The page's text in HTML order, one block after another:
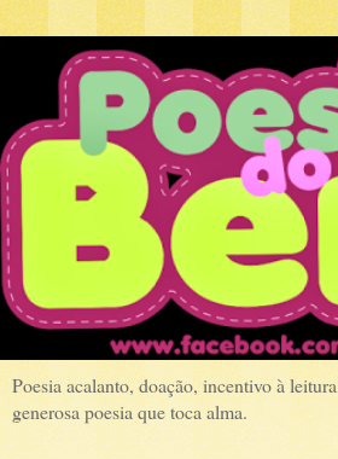
Poesia acalanto, doação, incentivo à
generosa poesia que toca alma.